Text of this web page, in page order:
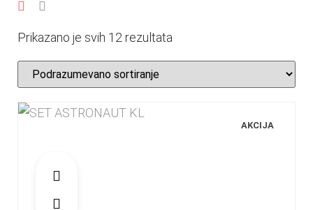
Prikazano je svih 12 rezultata
AKCIJA